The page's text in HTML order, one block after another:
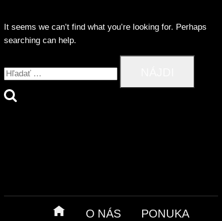
It seems we can’t find what you’re looking for. Perhaps
searching can help.
O NÁS
PONUKA